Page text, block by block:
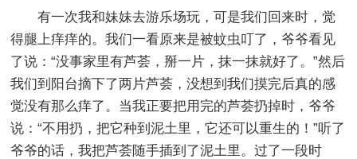
有一次我和妹妹去游乐场玩，可是我们回来时，觉
得腿上痒痒的。我们一看原来是被蚊虫叮了，爷爷看见
了说：“没事家里有芦荟，掰一片，抹一抹就好了。”然后
我们到阳台摘下了两片芦荟，没想到我们摸完后真的感
觉没有那么痒了。当我正要把用完的芦荟扔掉时，爷爷
说：“不用扔，把它种到泥土里，它还可以重生的！”听了
爷爷的话，我把芦荟随手插到了泥土里。过了一段时